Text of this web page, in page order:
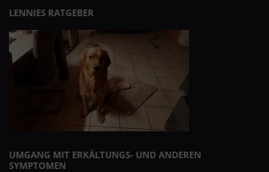
LENNIES RATGEBER
UMGANG MIT ERKÄLTUNGS- UND ANDEREN
SYMPTOMEN